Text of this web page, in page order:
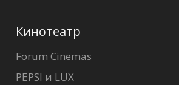
Кинотеатр
Forum Cinemas
PEPSI и LUX